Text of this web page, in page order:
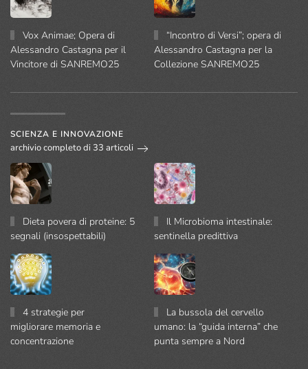
Vox Animae; Opera di
Alessandro Castagna per il
Vincitore di SANREMO25
“Incontro di Versi”; opera di
Alessandro Castagna per la
Collezione SANREMO25
SCIENZA E INNOVAZIONE
archivio completo di 33 articoli
Dieta povera di proteine: 5
segnali (insospettabili)
Il Microbioma intestinale:
sentinella predittiva
4 strategie per
migliorare memoria e
concentrazione
La bussola del cervello
umano: la “guida interna” che
punta sempre a Nord